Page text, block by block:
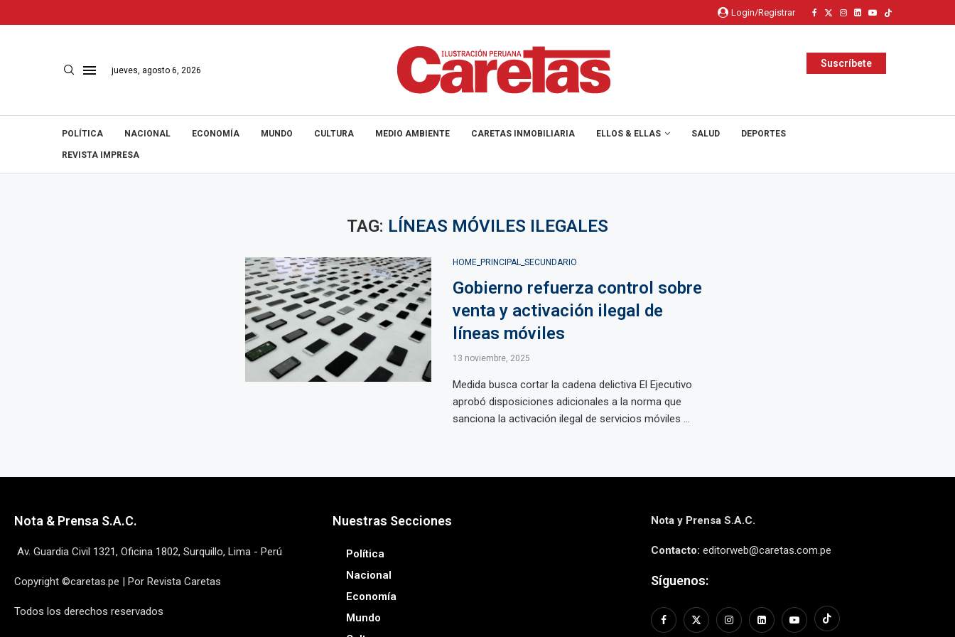
Login/Registrar
jueves, agosto 6, 2026
Suscríbete
POLÍTICA NACIONAL ECONOMÍA MUNDO CULTURA MEDIO AMBIENTE CARETAS INMOBILIARIA ELLOS & ELLAS SALUD DEPORTES
REVISTA IMPRESA
TAG: LÍNEAS MÓVILES ILEGALES
HOME_PRINCIPAL_SECUNDARIO
Gobierno refuerza control sobre
venta y activación ilegal de
líneas móviles
13 noviembre, 2025
Medida busca cortar la cadena delictiva El Ejecutivo
aprobó disposiciones adicionales a la norma que
sanciona la activación ilegal de servicios móviles ...
Nota & Prensa S.A.C.
Av. Guardia Civil 1321, Oficina 1802, Surquillo, Lima - Perú
Copyright ©caretas.pe | Por Revista Caretas
Todos los derechos reservados
Nuestras Secciones
Política
Nacional
Economía
Mundo
Nota y Prensa S.A.C.
Contacto: editorweb@caretas.com.pe
Síguenos: